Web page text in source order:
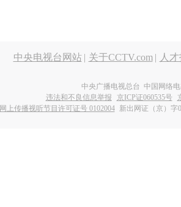
中央电视台网站 | 关于CCTV.com | 人
中央广播电视总台 中国网络
违法和不良信息举报
京ICP证060535号
网上传播视听节目许可证号 0102004 新出网证（京）